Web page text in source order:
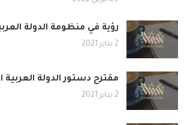
رؤية في منظومة الدولة
2 يناير 2021
مقترح دستور الدولة العربية
2 يناير 2021